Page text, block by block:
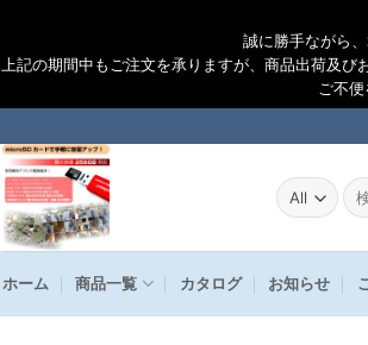
誠に勝手ながら、
上記の期間中もご注文を承りますが、商品出荷及び
ご不
検
索
果:
ホーム 商品一覧 カタログ お知らせ